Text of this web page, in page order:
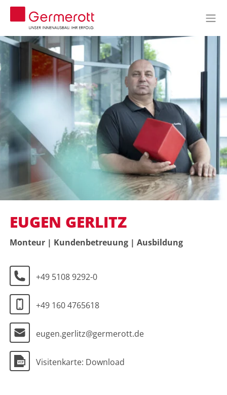
EUGEN GERLITZ
Monteur | Kundenbetreuung | Ausbildung
+49 5108 9292-0
+49 160 4765618
eugen.gerlitz@germerott.de
Visitenkarte: Download